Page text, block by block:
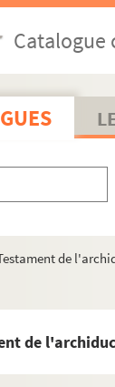
Catalogue
de
de
politique et
Prétentions des